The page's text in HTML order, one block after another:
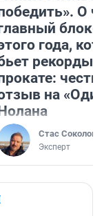
О
года,
рекорды в
на
Стас Соколов
Эксперт